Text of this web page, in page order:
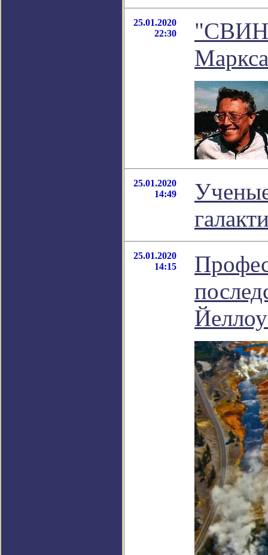
25.01.2020
22:30
25.01.2020
14:49
25.01.2020
14:15